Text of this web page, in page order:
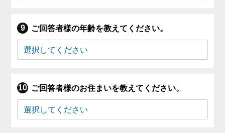
ご回答者様の年齢を教えてください。
ご回答者様のお住まいを教えてください。